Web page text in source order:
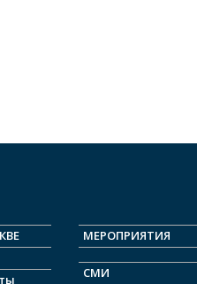
МЕРОПРИЯТИЯ
СМИ